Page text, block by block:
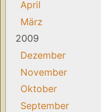
April
März
2009
Dezember
November
Oktober
September